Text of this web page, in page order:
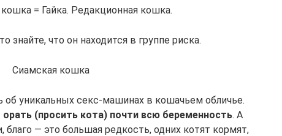
= Гайка. Редакционная кошка.
знайте, что он находится в группе риска.
Сиамская кошка
об уникальных секс-машинах в кошачьем обличье.
(просить кота) почти всю беременность. А
— это большая редкость, одних котят кормят,